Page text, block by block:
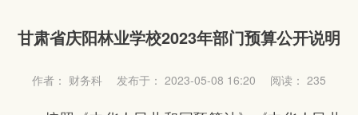
甘肃省庆阳林业学校2023年部门预算公开说明
作者： 财务科 发布于： 2023-05-08 16:20 阅读： 235